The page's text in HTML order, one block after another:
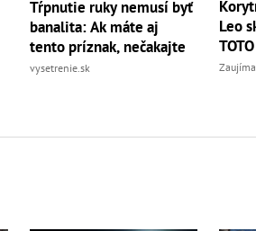
Tŕpnutie ruky nemusí byť
banalita: Ak máte aj
tento príznak, nečakajte
vysetrenie.sk
Leo